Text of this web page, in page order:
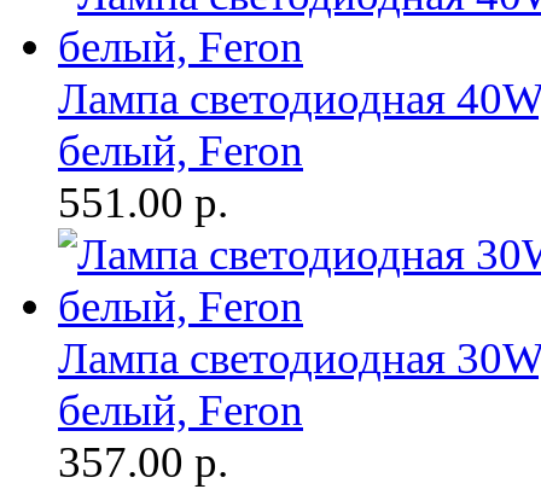
Лампа светодиодная
белый, Feron
551.00 р.
Лампа светодиодная
белый, Feron
357.00 р.